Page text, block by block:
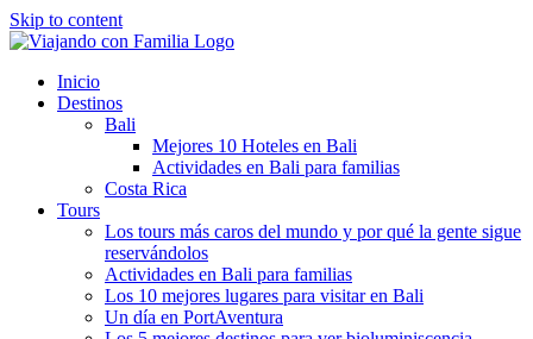
Skip to content
Inicio
Destinos
Bali
Mejores 10 Hoteles en Bali
Actividades en Bali para familias
Costa Rica
Tours
Los tours más caros del mundo y por qué la gente sigue
reservándolos
Actividades en Bali para familias
Los 10 mejores lugares para visitar en Bali
Un día en PortAventura